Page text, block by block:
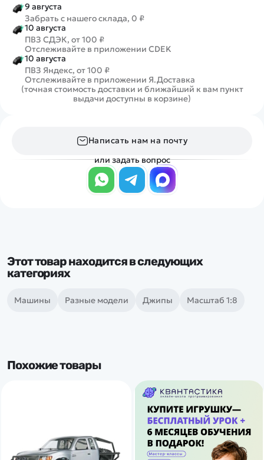
9 августа
Забрать с нашего склада, 0 ₽
10 августа
ПВЗ СДЭК, от 100 ₽
Отслеживайте в приложении CDEK
10 августа
ПВЗ Яндекс, от 100 ₽
Отслеживайте в приложении Я.Доставка
(точная стоимость доставки и ближайший к вам пункт
выдачи доступны в корзине)
Написать нам на почту
или задать вопрос
Этот товар находится в следующих
категориях
Машины Разные модели Джипы Масштаб 1:8
Похожие товары